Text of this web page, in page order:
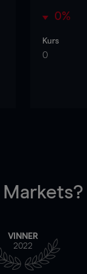
0%
Kurs
0
VINNER
2022